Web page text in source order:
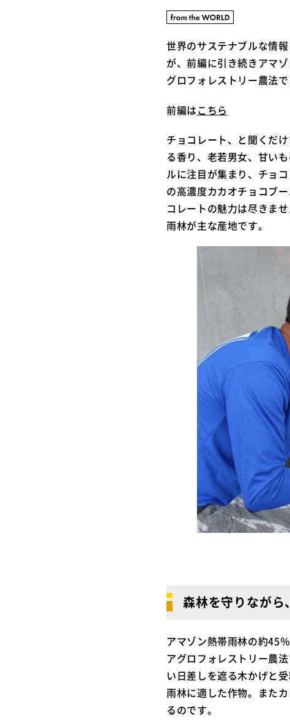
世界のサステナブルな情
が、前編に引き続きアマ
グロフォレストリー農法
前編はこちら
チョコレート、と聞くだ
る香り、老若男女、甘い
ルに注目が集まり、チョ
の高濃度カカオチョコブ
コレートの魅力は尽きま
雨林が主な産地です。
森林を守りながら
アマゾン熱帯雨林の約45
アグロフォレストリー農
い日差しを遮る木かげと
雨林に適した作物。また
るのです。